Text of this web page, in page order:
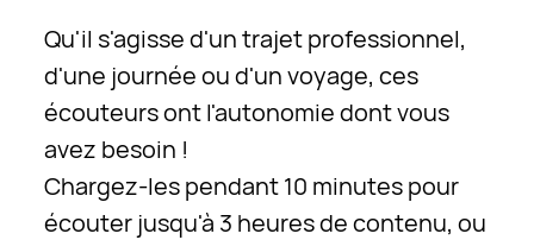
Qu'il s'agisse d'un trajet professionnel,
d'une journée ou d'un voyage, ces
écouteurs ont l'autonomie dont vous
avez besoin !
Chargez-les pendant 10 minutes pour
écouter jusqu'à 3 heures de contenu, ou